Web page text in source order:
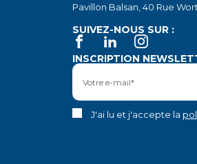
Pavillon Balsan, 40 Rue
SUIVEZ-NOUS SUR :
INSCRIPTION
J'ai lu et j'accepte la